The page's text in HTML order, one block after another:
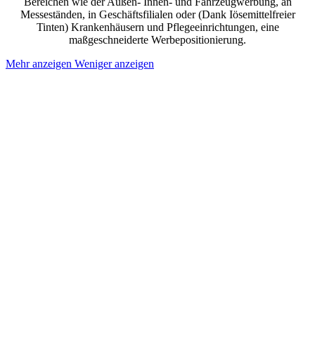
Messeständen, in Geschäftsfilialen oder (Dank Iösemittelfreier
Tinten) Krankenhäusern und Pflegeeinrichtungen, eine
maßgeschneiderte Werbepositionierung.
Mehr anzeigen Weniger anzeigen